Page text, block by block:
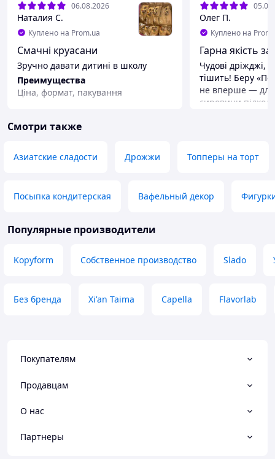
06.08.2026
Наталия С.
Куплено на Prom.ua
Смачні круасани
Зручно давати дитині в школу
Преимущества
Ціна, формат, пакування
Олег П.
Куплено на
Гарна якість за
Чудові дріжджі,
тішить! ​Беру
не вперше — для
сировини
Недостатки
Смотри также
Азиатские сладости Дрожжи Топперы на торт
Посыпка кондитерская Вафельный декор
Популярные производители
Kopyform Собственное производство Slado
Без бренда Xi'an Taima Capella Flavorlab
Покупателям
Продавцам
О нас
Партнеры